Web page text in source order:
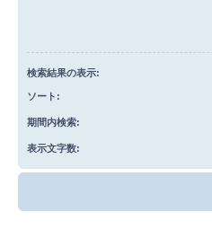
検索結果の表示:
ソート:
期間内検索:
表示文字数: